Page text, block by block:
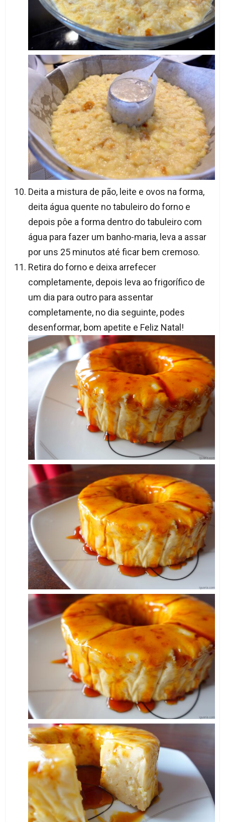
Deita a mistura de pão, leite e ovos na forma,
deita água quente no tabuleiro do forno e
depois pôe a forma dentro do tabuleiro com
água para fazer um banho-maria, leva a assar
por uns 25 minutos até ficar bem cremoso.
Retira do forno e deixa arrefecer
completamente, depois leva ao frigorífico de
um dia para outro para assentar
completamente, no dia seguinte, podes
desenformar, bom apetite e Feliz Natal!